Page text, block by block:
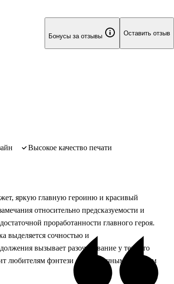
Бонусы за отзывы Оставить отзыв
высокое качество печати
яркую главную героиню и красивый
относительно предсказуемости и
проработанности главного героя.
выделяется сочностью и
вызывает разочарование у тех, кто
любителям фэнтези с динамичным сюжетом